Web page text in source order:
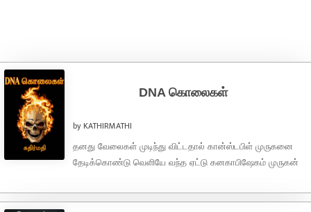
DNA கொலைகள்
by KATHIRMATHI
தனது வேலைகள் முடிந்து விட்டதால் கான்ஸ்டபிள் முருகனை
தேடிக்கொண்டு வெளியே வந்த ஏட்டு கனகாபிஷேகம் முருகன்
பார்த்தவர்., ஏய்யா எத்தனை ...